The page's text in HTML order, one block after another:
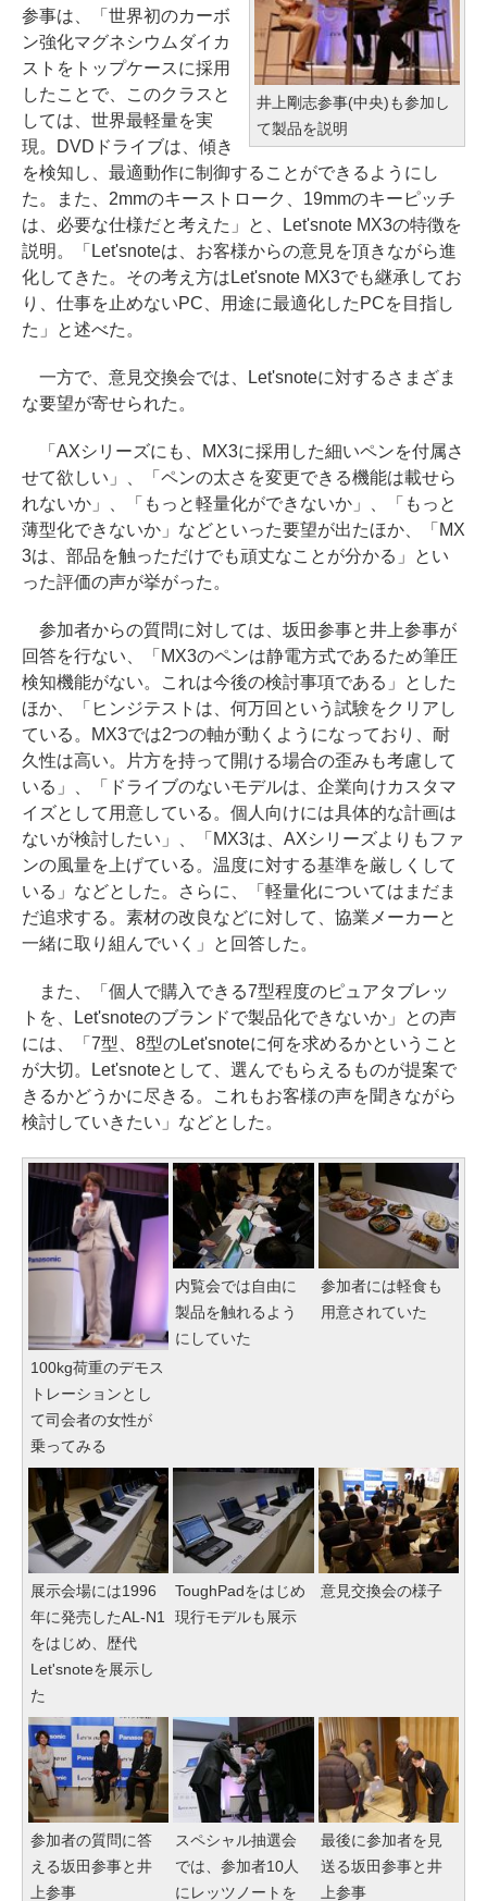
井上剛志参事(中央)も参加し
て製品を説明
参事は、「世界初のカーボ
ン強化マグネシウムダイカ
ストをトップケースに採用
したことで、このクラスと
しては、世界最軽量を実
現。DVDドライブは、傾き
を検知し、最適動作に制御することができるようにし
た。また、2mmのキーストローク、19mmのキーピッチ
は、必要な仕様だと考えた」と、Let'snote MX3の特徴を
説明。「Let'snoteは、お客様からの意見を頂きながら進
化してきた。その考え方はLet'snote MX3でも継承してお
り、仕事を止めないPC、用途に最適化したPCを目指し
た」と述べた。
一方で、意見交換会では、Let'snoteに対するさまざま
な要望が寄せられた。
「AXシリーズにも、MX3に採用した細いペンを付属さ
せて欲しい」、「ペンの太さを変更できる機能は載せら
れないか」、「もっと軽量化ができないか」、「もっと
薄型化できないか」などといった要望が出たほか、「MX
3は、部品を触っただけでも頑丈なことが分かる」とい
った評価の声が挙がった。
参加者からの質問に対しては、坂田参事と井上参事が
回答を行ない、「MX3のペンは静電方式であるため筆圧
検知機能がない。これは今後の検討事項である」とした
ほか、「ヒンジテストは、何万回という試験をクリアし
ている。MX3では2つの軸が動くようになっており、耐
久性は高い。片方を持って開ける場合の歪みも考慮して
いる」、「ドライブのないモデルは、企業向けカスタマ
イズとして用意している。個人向けには具体的な計画は
ないが検討したい」、「MX3は、AXシリーズよりもファ
ンの風量を上げている。温度に対する基準を厳しくして
いる」などとした。さらに、「軽量化についてはまだま
だ追求する。素材の改良などに対して、協業メーカーと
一緒に取り組んでいく」と回答した。
また、「個人で購入できる7型程度のピュアタブレッ
トを、Let'snoteのブランドで製品化できないか」との声
には、「7型、8型のLet'snoteに何を求めるかということ
が大切。Let'snoteとして、選んでもらえるものが提案で
きるかどうかに尽きる。これもお客様の声を聞きながら
検討していきたい」などとした。
100kg荷重のデモス
トレーションとし
て司会者の女性が
乗ってみる
内覧会では自由に
製品を触れるよう
にしていた
参加者には軽食も
用意されていた
展示会場には1996
年に発売したAL-N1
をはじめ、歴代
Let'snoteを展示し
た
ToughPadをはじめ
現行モデルも展示
意見交換会の様子
参加者の質問に答
える坂田参事と井
上参事
スペシャル抽選会
では、参加者10人
にレッツノートを
最後に参加者を見
送る坂田参事と井
上参事